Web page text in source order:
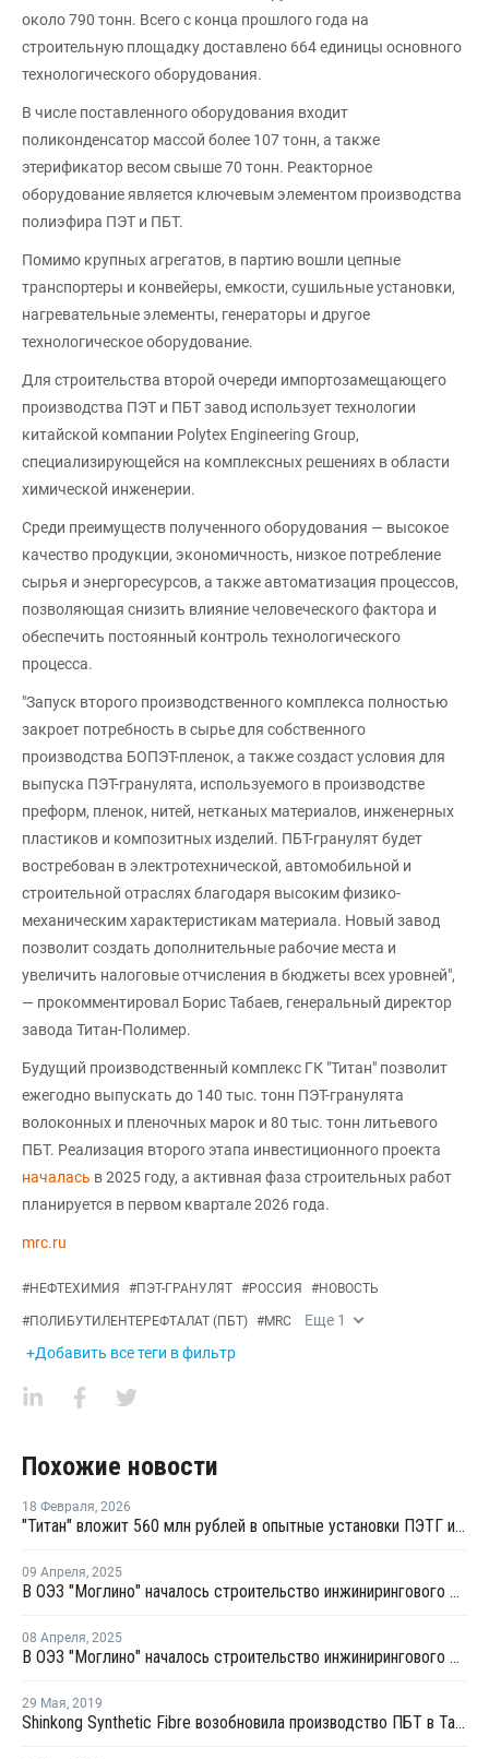
около 790 тонн. Всего с конца прошлого года на
строительную площадку доставлено 664 единицы основного
технологического оборудования.
В числе поставленного оборудования входит
поликонденсатор массой более 107 тонн, а также
этерификатор весом свыше 70 тонн. Реакторное
оборудование является ключевым элементом производства
полиэфира ПЭТ и ПБТ.
Помимо крупных агрегатов, в партию вошли цепные
транспортеры и конвейеры, емкости, сушильные установки,
нагревательные элементы, генераторы и другое
технологическое оборудование.
Для строительства второй очереди импортозамещающего
производства ПЭТ и ПБТ завод использует технологии
китайской компании Polytex Engineering Group,
специализирующейся на комплексных решениях в области
химической инженерии.
Среди преимуществ полученного оборудования — высокое
качество продукции, экономичность, низкое потребление
сырья и энергоресурсов, а также автоматизация процессов,
позволяющая снизить влияние человеческого фактора и
обеспечить постоянный контроль технологического
процесса.
"Запуск второго производственного комплекса полностью
закроет потребность в сырье для собственного
производства БОПЭТ-пленок, а также создаст условия для
выпуска ПЭТ-гранулята, используемого в производстве
преформ, пленок, нитей, нетканых материалов, инженерных
пластиков и композитных изделий. ПБТ-гранулят будет
востребован в электротехнической, автомобильной и
строительной отраслях благодаря высоким физико-
механическим характеристикам материала. Новый завод
позволит создать дополнительные рабочие места и
увеличить налоговые отчисления в бюджеты всех уровней",
— прокомментировал Борис Табаев, генеральный директор
завода Титан-Полимер.
Будущий производственный комплекс ГК "Титан" позволит
ежегодно выпускать до 140 тыс. тонн ПЭТ-гранулята
волоконных и пленочных марок и 80 тыс. тонн литьевого
ПБТ. Реализация второго этапа инвестиционного проекта
началась в 2025 году, а активная фаза строительных работ
планируется в первом квартале 2026 года.
mrc.ru
#НЕФТЕХИМИЯ #ПЭТ-ГРАНУЛЯТ #РОССИЯ #НОВОСТЬ
#ПОЛИБУТИЛЕНТЕРЕФТАЛАТ (ПБТ) #MRC Еще 1
+Добавить все теги в фильтр
Похожие новости
18 Февраля, 2026
"Титан" вложит 560 млн рублей в опытные установки ПЭТГ и компаундов ПБТ
09 Апреля, 2025
В ОЭЗ "Моглино" началось строительство инжинирингового центра ГК "Титан"
08 Апреля, 2025
В ОЭЗ "Моглино" началось строительство инжинирингового центра ГК "Титан"
29 Мая, 2019
Shinkong Synthetic Fibre возобновила производство ПБТ в Тайване после профилактики